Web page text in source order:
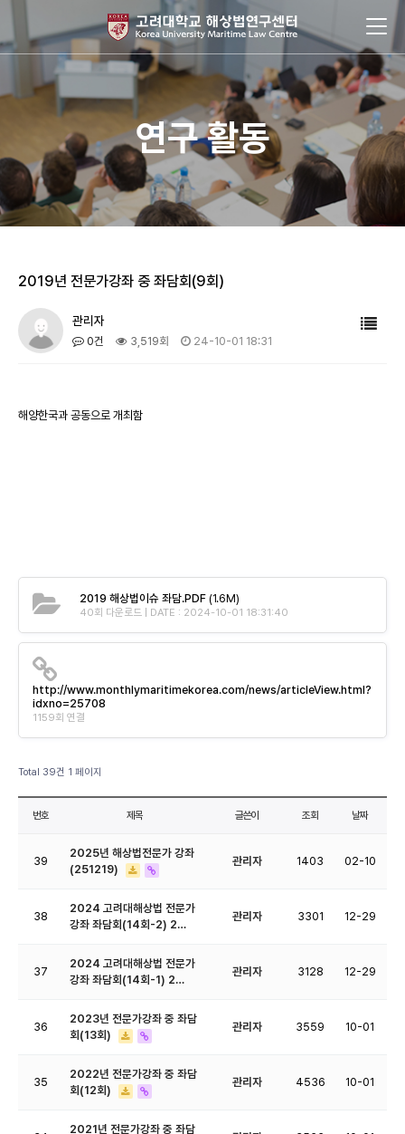
연구 활동
2019년 전문가강좌 중 좌담회(9회)
관리자
0건 3,519회 24-10-01 18:31
해양한국과 공동으로 개최함
2019 해상법이슈 좌담.PDF (1.6M)
40회 다운로드 | DATE : 2024-10-01 18:31:40
http://www.monthlymaritimekorea.com/news/articleView.html?
idxno=25708
1159회 연결
Total 39건 1 페이지
번호 제목 글쓴이 조회 날짜
39
2025년 해상법전문가 강좌
(251219)
관리자 1403 02-10
38
2024 고려대해상법 전문가
강좌 좌담회(14회-2) 2…
관리자 3301 12-29
37
2024 고려대해상법 전문가
강좌 좌담회(14회-1) 2…
관리자 3128 12-29
36
2023년 전문가강좌 중 좌담
회(13회)
관리자 3559 10-01
35
2022년 전문가강좌 중 좌담
회(12회)
관리자 4536 10-01
2021년 전문가강좌 중 좌담